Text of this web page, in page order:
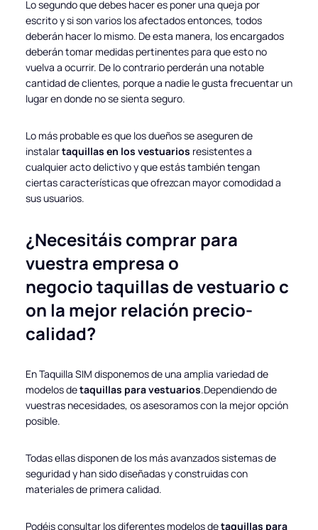
Lo segundo que debes hacer es poner una queja por
escrito y si son varios los afectados entonces, todos
deberán hacer lo mismo. De esta manera, los encargados
deberán tomar medidas pertinentes para que esto no
vuelva a ocurrir. De lo contrario perderán una notable
cantidad de clientes, porque a nadie le gusta frecuentar un
lugar en donde no se sienta seguro.
Lo más probable es que los dueños se aseguren de
instalartaquillas en los vestuarios resistentes a
cualquier acto delictivo y que estás también tengan
ciertas características que ofrezcan mayor comodidad a
sus usuarios.
¿Necesitáis comprar para
vuestra empresa o
negociotaquillas devestuario c
on la mejor relación precio-
calidad?
En Taquilla SIM disponemos de una amplia variedad de
modelos detaquillas para vestuarios.Dependiendo de
vuestras necesidades, os asesoramos con la mejor opción
posible.
Todas ellas disponen de los más avanzados sistemas de
seguridad y han sido diseñadas y construidas con
materiales de primera calidad.
Podéis consultar los diferentes modelos detaquillas para